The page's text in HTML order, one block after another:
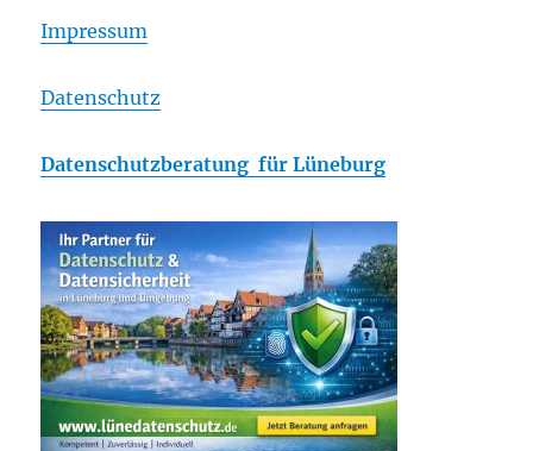
Impressum
Datenschutz
Datenschutzberatung für Lüneburg